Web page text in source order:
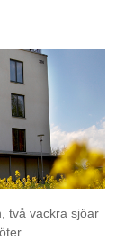
två vackra sjöar